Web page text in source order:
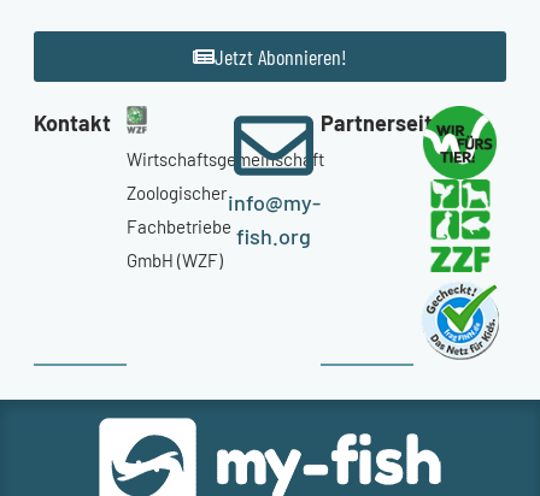
Jetzt Abonnieren!
Kontakt
Wirtschaftsgemeinschaft
Zoologischer
Fachbetriebe
GmbH (WZF)
info@my-
fish.org
Partnerseiten